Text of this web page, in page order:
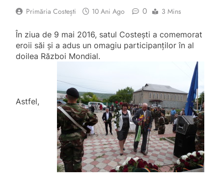
Primăria Costești 10 Ani Ago 0 3 Mins
În ziua de 9 mai 2016, satul Costești a comemorat
eroii săi și a adus un omagiu participanților în al
doilea Război Mondial.
Astfel,